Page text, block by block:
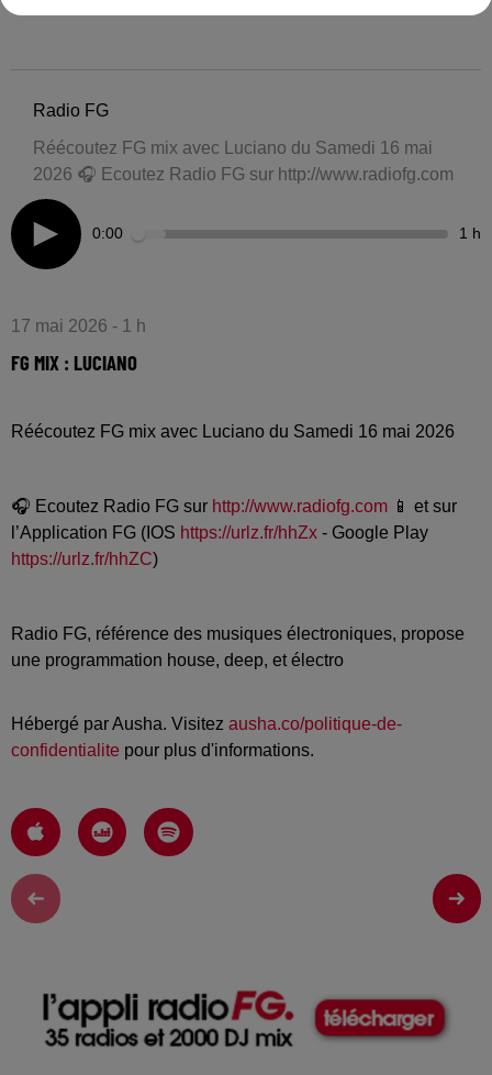
Radio FG
Réécoutez FG mix avec Luciano du Samedi 16 mai
2026 🎧 Ecoutez Radio FG sur http://www.radiofg.com
0:00 1 h
17 mai 2026 - 1 h
FG MIX : LUCIANO
Réécoutez FG mix avec Luciano du Samedi 16 mai 2026
🎧 Ecoutez Radio FG sur http://www.radiofg.com 📱 et sur
l’Application FG (IOS https://urlz.fr/hhZx - Google Play
https://urlz.fr/hhZC)
Radio FG, référence des musiques électroniques, propose
une programmation house, deep, et électro
Hébergé par Ausha. Visitez ausha.co/politique-de-
confidentialite pour plus d'informations.